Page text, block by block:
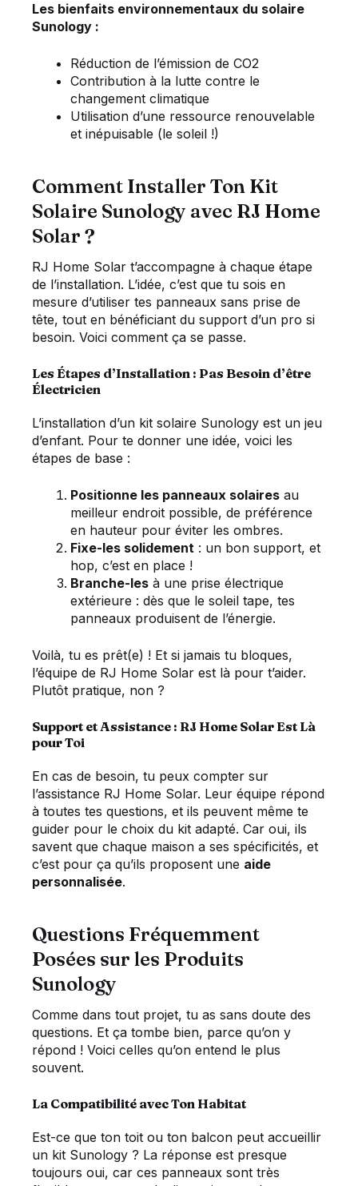
Les bienfaits environnementaux du solaire
Sunology :
Réduction de l’émission de CO2
Contribution à la lutte contre le
changement climatique
Utilisation d’une ressource renouvelable
et inépuisable (le soleil !)
Comment Installer Ton Kit
Solaire Sunology avec RJ Home
Solar ?
RJ Home Solar t’accompagne à chaque étape
de l’installation. L’idée, c’est que tu sois en
mesure d’utiliser tes panneaux sans prise de
tête, tout en bénéficiant du support d’un pro si
besoin. Voici comment ça se passe.
Les Étapes d’Installation : Pas Besoin d’être
Électricien
L’installation d’un kit solaire Sunology est un jeu
d’enfant. Pour te donner une idée, voici les
étapes de base :
Positionne les panneaux solaires au
meilleur endroit possible, de préférence
en hauteur pour éviter les ombres.
Fixe-les solidement : un bon support, et
hop, c’est en place !
Branche-les à une prise électrique
extérieure : dès que le soleil tape, tes
panneaux produisent de l’énergie.
Voilà, tu es prêt(e) ! Et si jamais tu bloques,
l’équipe de RJ Home Solar est là pour t’aider.
Plutôt pratique, non ?
Support et Assistance : RJ Home Solar Est Là
pour Toi
En cas de besoin, tu peux compter sur
l’assistance RJ Home Solar. Leur équipe répond
à toutes tes questions, et ils peuvent même te
guider pour le choix du kit adapté. Car oui, ils
savent que chaque maison a ses spécificités, et
c’est pour ça qu’ils proposent une aide
personnalisée.
Questions Fréquemment
Posées sur les Produits
Sunology
Comme dans tout projet, tu as sans doute des
questions. Et ça tombe bien, parce qu’on y
répond ! Voici celles qu’on entend le plus
souvent.
La Compatibilité avec Ton Habitat
Est-ce que ton toit ou ton balcon peut accueillir
un kit Sunology ? La réponse est presque
toujours oui, car ces panneaux sont très